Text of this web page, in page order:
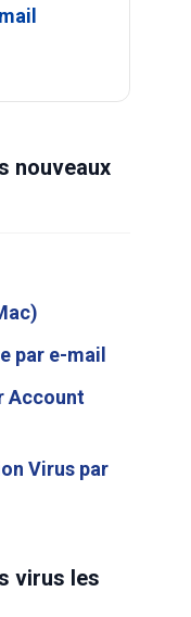
nouveaux
par e-mail
Account
Virus par
virus les